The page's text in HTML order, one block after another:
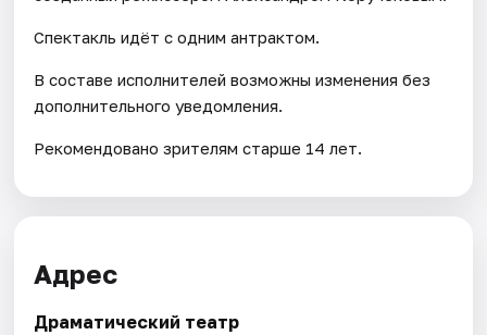
Спектакль идёт с одним антрактом.
В составе исполнителей возможны изменения без
дополнительного уведомления.
Рекомендовано зрителям старше 14 лет.
Адрес
Драматический театр